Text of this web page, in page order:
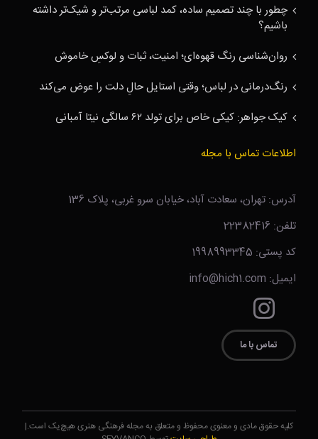
چطور با چند تصمیم ساده، کمد لباسی مرتب‌تر و شیک‌تر داشته
باشیم؟
روان‌شناسی رنگ قهوه‌ای؛ امنیت، ثبات و لوکسِ خاموش
رنگ‌درمانی در لباس؛ وقتی استایل حالِ دلت را عوض می‌کند
کیک جواهر: کیکی خاص برای تولد ۶۲ سالگی نیتا آمبانی
اطلاعات تماس با مجله
آدرس: تهران، سعادت آباد، خیابان سرو غربی، پلاک 136
تلفن: 22382416
کد پستی: 1998993345
ایمیل: info@hich1.com
تماس با ما
کلیه حقوق مادی و معنوی محفوظ و متعلق به مجله فرهنگی هنری هیچ‌یک است.|